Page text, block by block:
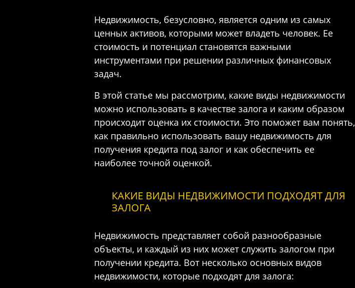
Недвижимость, безусловно, является одним из самых
ценных активов, которыми может владеть человек. Ее
стоимость и потенциал становятся важными
инструментами при решении различных финансовых
задач.
В этой статье мы рассмотрим, какие виды недвижимости
можно использовать в качестве залога и каким образом
происходит оценка их стоимости. Это поможет вам понять,
как правильно использовать вашу недвижимость для
получения кредита под залог и как обеспечить ее
наиболее точной оценкой.
КАКИЕ ВИДЫ НЕДВИЖИМОСТИ ПОДХОДЯТ ДЛЯ
ЗАЛОГА
Недвижимость представляет собой разнообразные
объекты, и каждый из них может служить залогом при
получении кредита. Вот несколько основных видов
недвижимости, которые подходят для залога: